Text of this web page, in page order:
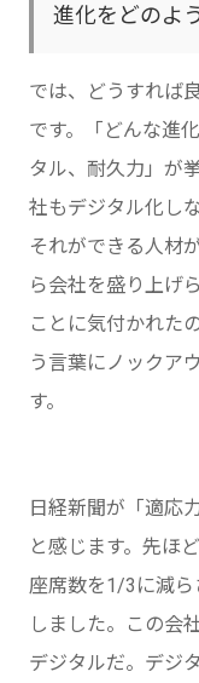
進化をどのよ
では、どうすれば
です。「どんな進
タル、耐久力」が
社もデジタル化し
それができる人材
ら会社を盛り上げ
ことに気付かれた
う言葉にノックア
す。
日経新聞が「適応
と感じます。先ほ
座席数を1/3に減
しました。この会
デジタルだ。デジ